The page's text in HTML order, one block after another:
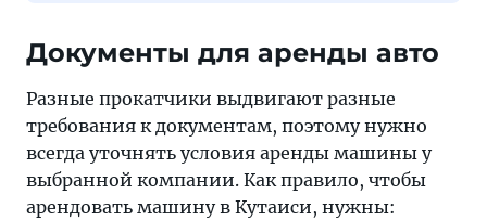
Документы для аренды авто
Разные прокатчики выдвигают разные
требования к документам, поэтому нужно
всегда уточнять условия аренды машины у
выбранной компании. Как правило, чтобы
арендовать машину в Кутаиси, нужны: